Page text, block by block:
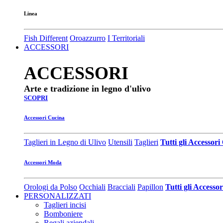
Linea
Fish Different Oroazzurro I Territoriali
ACCESSORI
ACCESSORI
Arte e tradizione in legno d'ulivo
SCOPRI
Accessori Cucina
Taglieri in Legno di Ulivo Utensili Taglieri Tutti gli Accessori
Accessori Moda
Orologi da Polso Occhiali Bracciali Papillon Tutti gli
PERSONALIZZATI
Taglieri incisi
Bomboniere